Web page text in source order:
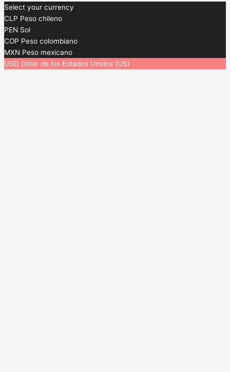
Select your currency
CLP Peso chileno
PEN Sol
COP Peso colombiano
MXN Peso mexicano
USD Dólar de los Estados Unidos (US)